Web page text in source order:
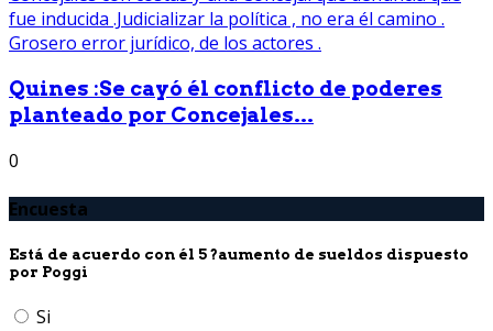
Quines :Se cayó él conflicto de poderes
planteado por Concejales...
0
Encuesta
Está de acuerdo con él 5 ?aumento de sueldos dispuesto
por Poggi
Si